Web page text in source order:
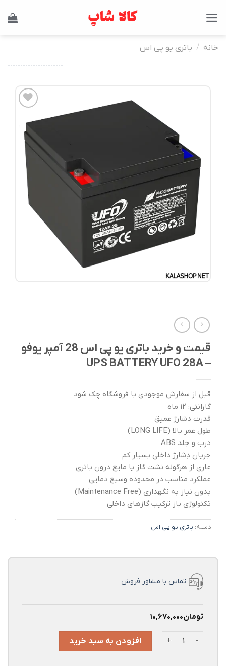
خانه / باتری یو پی اس
----------------------
به
علاقه
مندی
ها
قیمت و خرید باتری یو پی اس 28 آمپر یوفو
– UPS BATTERY UFO 28A
قبل از سفارش موجودی با فروشگاه چک شود
گارانتی: ۱۲ ماه
قدرت دشارژ عمیق
طول عمر بالا (LONG LIFE)
درب و جلد ABS
جریان دِشارژ داخلی بسیار کم
عاری از هرگونه نشت گاز یا مایع درون باتری
عملکرد مناسب در محدوده وسیع دمایی
بدون نیاز به نگهداری (Maintenance Free)
تکنولوژی باز ترکیب گازهای داخلی
دسته: باتری یو پی اس
تماس با مشاور فروش
تومان۱۰,۶۷۰,۰۰۰
قیمت و خرید باتری یو پی اس 28 آمپر یوفو – UPS BATTERY UFO 28A عددافزودن به سبد خرید